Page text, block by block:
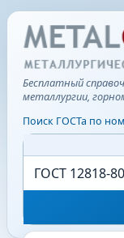
Бесплатный
металлургии,
Поиск ГОСТа по